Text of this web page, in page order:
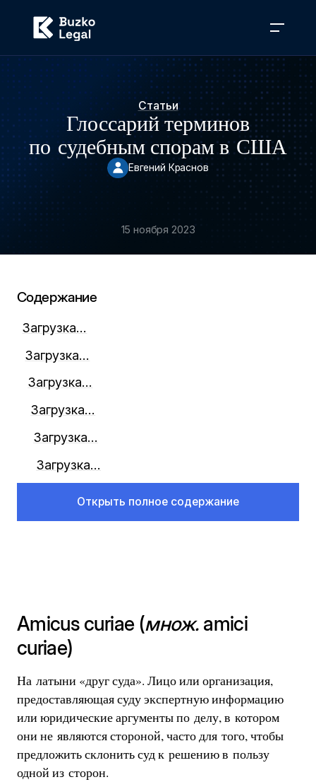
Статьи
Глоссарий терминов
по судебным спорам в США
Евгений Краснов
15 ноября 2023
Amicus curiae (множ.amici
curiae)
На латыни «друг суда». Лицо или организация,
предоставляющая суду экспертную информацию
или юридические аргументы по делу, в котором
они не являются стороной, часто для того, чтобы
предложить склонить суд к решению в пользу
одной из сторон.
Содержание
Загрузка...
Загрузка...
Загрузка...
Загрузка...
Загрузка...
Загрузка...
Открыть полное содержание